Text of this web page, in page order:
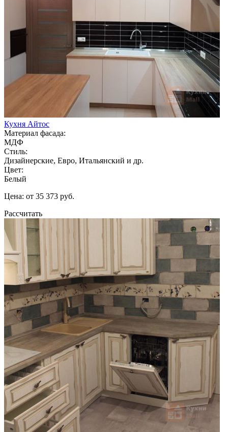
Кухня Айтос
Материал фасада:
МДФ
Стиль:
Дизайнерские, Евро, Итальянский и др.
Цвет:
Белый
Цена: от 35 373 руб.
Рассчитать